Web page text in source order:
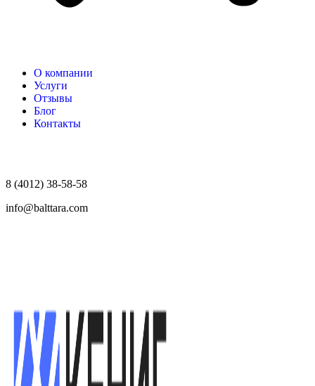
О компании
Услуги
Отзывы
Блог
Контакты
8 (4012) 38-58-58
info@balttara.com